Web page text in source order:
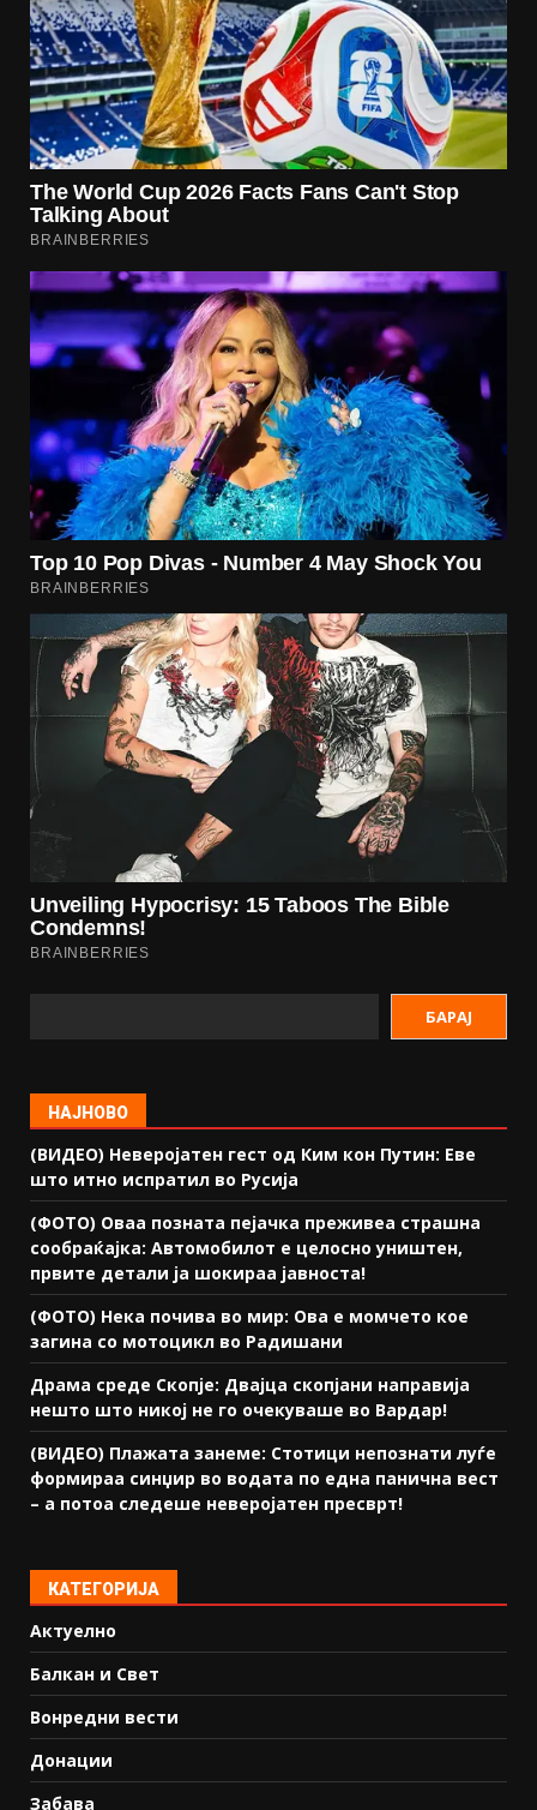
БАРАЈ
НАЈНОВО
(ВИДЕО) Неверојатен гест од Ким кон Путин: Еве
што итно испратил во Русија
(ФОТО) Оваа позната пејачка преживеа страшна
сообраќајка: Автомобилот е целосно уништен,
првите детали ја шокираа јавноста!
(ФОТО) Нека почива во мир: Ова е момчето кое
загина со мотоцикл во Радишани
Драма среде Скопје: Двајца скопјани направија
нешто што никој не го очекуваше во Вардар!
(ВИДЕО) Плажата занеме: Стотици непознати луѓе
формираа синџир во водата по една панична вест
– а потоа следеше неверојатен пресврт!
КАТЕГОРИЈА
Актуелно
Балкан и Свет
Вонредни вести
Донации
Забава